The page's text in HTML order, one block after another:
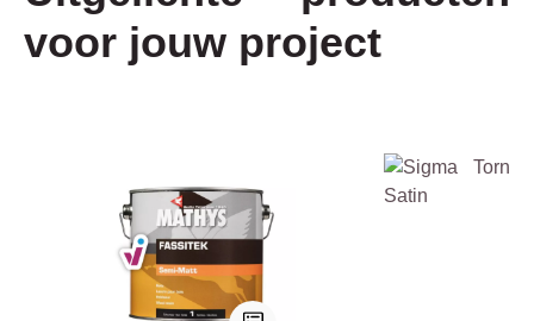
voor jouw project